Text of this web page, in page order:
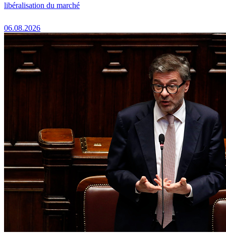
libéralisation du marché
06.08.2026